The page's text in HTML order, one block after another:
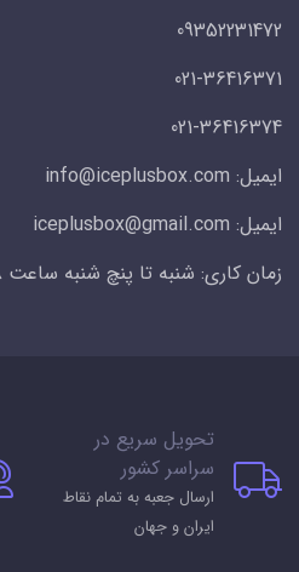
09352231472
021-36416371
021-36416374
ایمیل: info@iceplusbox.com
ایمیل: iceplusbox@gmail.com
زمان کاری: شنبه تا پنچ شنبه ساعت ۸ صبح تا ۸ شب
تحویل سریع در
سراسر کشور
ارسال جعبه به تمام نقاط
ایران و جهان